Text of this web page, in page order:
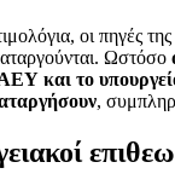
οι πηγές
Ωστόσο
και το
,